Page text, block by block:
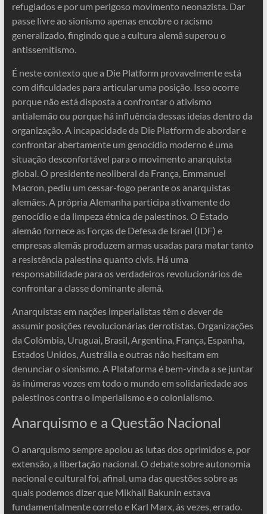
refugiados e por um perigoso movimento neonazista. Dar
passe livre ao sionismo apenas encobre o racismo
generalizado, fingindo que a cultura alemã superou o
antissemitismo.
É neste contexto que a Die Platform provavelmente está
com dificuldades para articular uma posição. Isso ocorre
porque não está disposta a confrontar o ativismo
antialemão ou porque há influência dessas ideias dentro da
organização. A incapacidade da Die Platform de abordar e
confrontar abertamente um genocídio moderno é uma
situação desconfortável para o movimento anarquista
global. O presidente neoliberal da França, Emmanuel
Macron, pediu um cessar-fogo perante os anarquistas
alemães. A própria Alemanha participa ativamente do
genocídio e da limpeza étnica de palestinos. O Estado
alemão fornece as Forças de Defesa de Israel (IDF) e
empresas alemãs produzem armas usadas para matar tanto
a resistência palestina quanto civis. Há uma
responsabilidade para os verdadeiros revolucionários de
confrontar a classe dominante alemã.
Anarquistas em nações imperialistas têm o dever de
assumir posições revolucionárias derrotistas. Organizações
da Colômbia, Uruguai, Brasil, Argentina, França, Espanha,
Estados Unidos, Austrália e outras não hesitam em
denunciar o sionismo. A Plataforma é bem-vinda a se juntar
às inúmeras vozes em todo o mundo em solidariedade aos
palestinos contra o imperialismo e o colonialismo.
Anarquismo e a Questão Nacional
O anarquismo sempre apoiou as lutas dos oprimidos e, por
extensão, a libertação nacional. O debate sobre autonomia
nacional e cultural foi, afinal, uma das questões sobre as
quais podemos dizer que Mikhail Bakunin estava
fundamentalmente correto e Karl Marx, às vezes, errado.